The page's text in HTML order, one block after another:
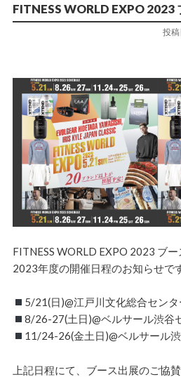
FITNESS WORLD EXPO 2023
投
FITNESS WORLD EXPO 2023 ブ
2023年度の開催日程のお知らせで
5/21(日)@江戸川文化総合センタ
8/26-27(土日)@ベルサール渋谷
11/24-26(金土日)@ベルサール
上記日程にて、ブース出展のご協